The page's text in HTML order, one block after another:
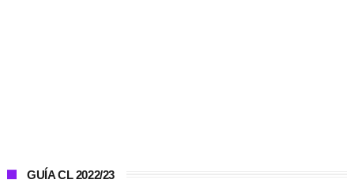
GUÍA CL 2022/23